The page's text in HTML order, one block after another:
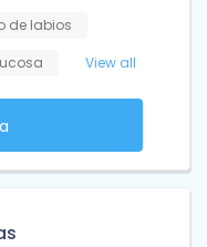
de labios
View all